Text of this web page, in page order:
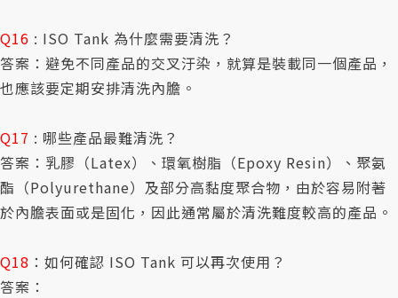
Q16 : ISO Tank 為什麼需要清洗？
答案：避免不同產品的交叉汙染，就算是裝載同一個產品，
也應該要定期安排清洗內膽。
Q17 : 哪些產品最難清洗？
答案：乳膠（Latex）、環氧樹脂（Epoxy Resin）、聚氨
酯（Polyurethane）及部分高黏度聚合物，由於容易附著
於內膽表面或是固化，因此通常屬於清洗難度較高的產品。
Q18 ：如何確認 ISO Tank 可以再次使用？
答案：